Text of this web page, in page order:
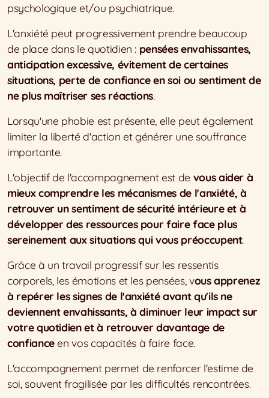
psychologique et/ou psychiatrique.
L'anxiété peut progressivement prendre beaucoup
de place dans le quotidien : pensées envahissantes,
anticipation excessive, évitement de certaines
situations, perte de confiance en soi ou sentiment de
ne plus maîtriser ses réactions.
Lorsqu'une phobie est présente, elle peut également
limiter la liberté d'action et générer une souffrance
importante.
L'objectif de l'accompagnement est de vous aider à
mieux comprendre les mécanismes de l'anxiété, à
retrouver un sentiment de sécurité intérieure et à
développer des ressources pour faire face plus
sereinement aux situations qui vous préoccupent.
Grâce à un travail progressif sur les ressentis
corporels, les émotions et les pensées, vous apprenez
à repérer les signes de l'anxiété avant qu'ils ne
deviennent envahissants, à diminuer leur impact sur
votre quotidien et à retrouver davantage de
confianceen vos capacités à faire face.
L'accompagnement permet de renforcer l'estime de
soi, souvent fragilisée par les difficultés rencontrées.